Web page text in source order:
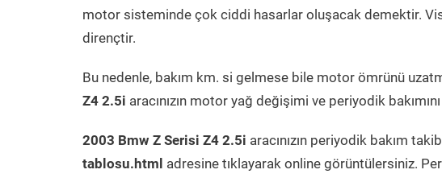
motor sisteminde çok ciddi hasarlar oluşacak demektir.
dirençtir.
Bu nedenle, bakım km. si gelmese bile motor ömrünü
Z4 2.5i aracınızın motor yağ değişimi ve periyodik
2003 Bmw Z Serisi Z4 2.5i aracınızın periyodik bakım
tablosu.html adresine tıklayarak online görüntülersiniz.